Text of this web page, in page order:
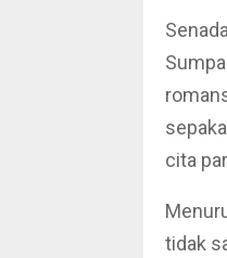
cita
tidak